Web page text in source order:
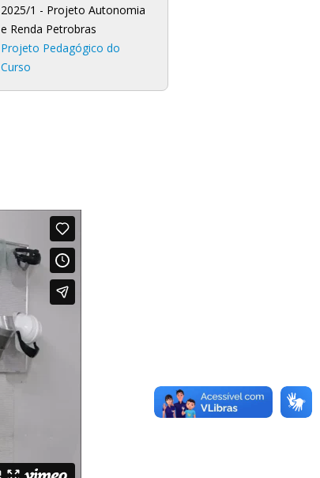
2025/1 - Projeto Autonomia
e Renda Petrobras
Projeto Pedagógico do
Curso